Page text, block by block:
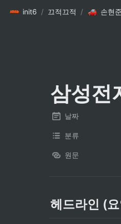
init6 / 끄적끄적 / 손현
삼성전
날짜
분류
원문
헤드라인 (